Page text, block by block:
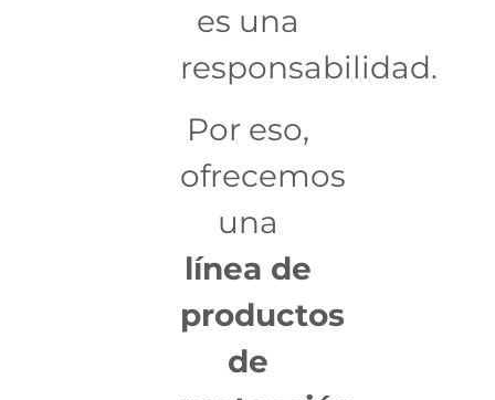
es una
responsabilidad.
Por eso,
ofrecemos
una
línea de
productos
de